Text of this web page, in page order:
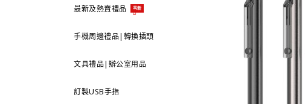
最新及熱賣禮品 最新
手機周邊禮品|轉換插頭
文具禮品|辦公室用品
訂製USB手指